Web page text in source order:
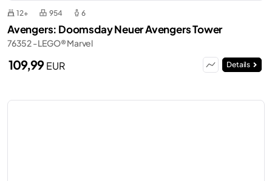
12+ 954 6
Avengers: Doomsday Neuer Avengers Tower
76352 - LEGO® Marvel
109,99EUR Details